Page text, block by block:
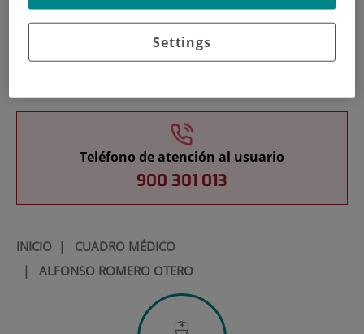
Teléfono de atención al usuario
900 301 013
INICIO| CUADRO MÉDICO
| ALFONSO ROMERO OTERO
Settings